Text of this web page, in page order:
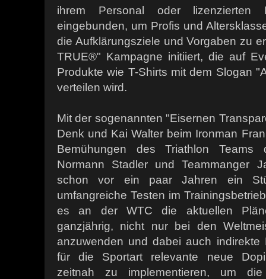
ihrem Personal oder lizenzierten
eingebunden, um Profis und
die Aufklärungsziele und Vorgaben zu
TRUE®" Kampagne initiiert, die auf
Produkte wie T-Shirts mit dem Slogan
verteilen wird.
Mit der sogenannten "Eisernen
Denk und Kai Walter beim Ironman
Bemühungen des Triathlon Teams
Normann Stadler und Teammanger
schon vor ein paar Jahren ein
umfangreiche Testen im
es an der WTC die aktuellen
ganzjährig, nicht nur bei den
anzuwenden und dabei auch indirekte
für die Sportart relevante neue
zeitnah zu implementieren, um